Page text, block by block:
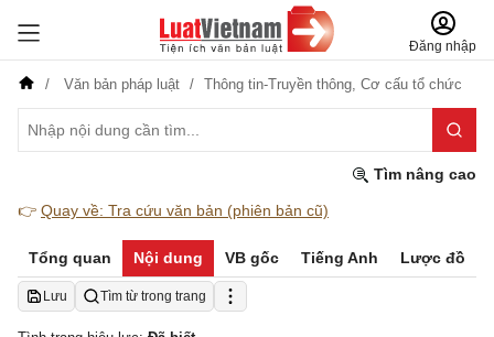
Đăng nhập
Văn bản pháp luật Thông tin-Truyền thông, Cơ cấu tổ chức
Tìm nâng cao
👉 Quay về: Tra cứu văn bản (phiên bản cũ)
Tổng quan Nội dung VB gốc Tiếng Anh Lược đồ
Lưu Tìm từ trong trang